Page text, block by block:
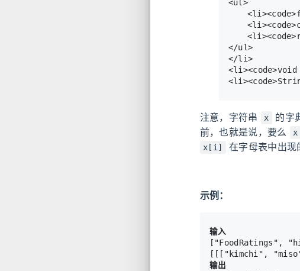
<ul>
</ul>
</li>
<li><code>void
注意，字符串 x 的字
前，也就是说，要么
x
x[i] 在字母表中出现
示例：
输入
["FoodRatings",
输出